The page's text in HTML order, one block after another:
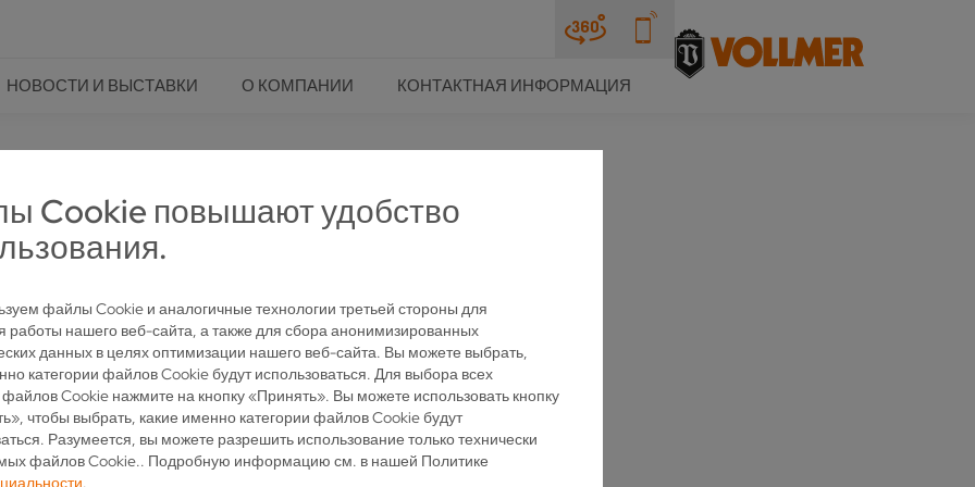
Cookie повышают удобство
файлы Cookie и аналогичные технологии третьей стороны для
работы нашего веб-сайта, а также для сбора анонимизированных
данных в целях оптимизации нашего веб-сайта. Вы можете выбрать,
категории файлов Cookie будут использоваться. Для выбора всех
файлов Cookie нажмите на кнопку «Принять». Вы можете использовать кнопку
чтобы выбрать, какие именно категории файлов Cookie будут
Разумеется, вы можете разрешить использование только технически
файлов Cookie.. Подробную информацию см. в нашей Политике
.
НОВОСТИ И ВЫСТАВКИ О КОМПАНИИ КОНТАКТНАЯ ИНФОРМАЦИЯ
СТЕНД ДЛЯ ДИСКОВЫХ ПИЛ